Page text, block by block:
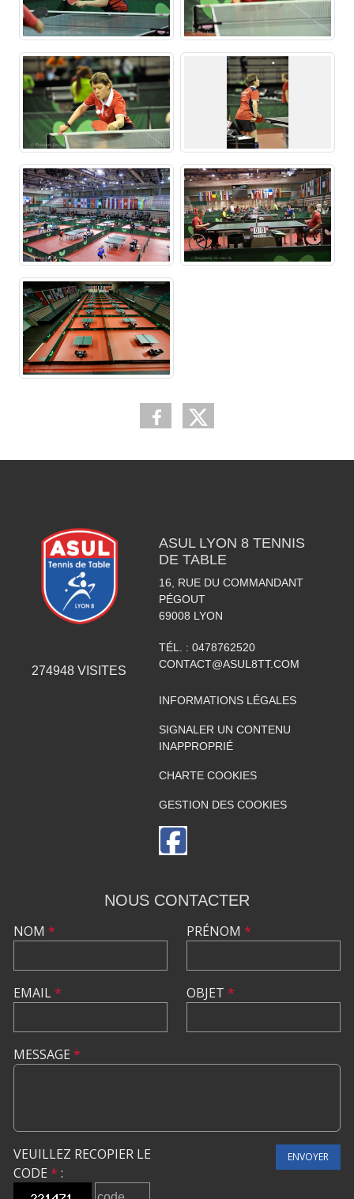
274948 VISITES
ASUL LYON 8 TENNIS
DE TABLE
16, RUE DU COMMANDANT
PÉGOUT
69008 LYON
TÉL. : 0478762520
CONTACT@ASUL8TT.COM
INFORMATIONS LÉGALES
SIGNALER UN CONTENU
INAPPROPRIÉ
CHARTE COOKIES
GESTION DES COOKIES
NOUS CONTACTER
NOM *
EMAIL*
PRÉNOM *
OBJET *
MESSAGE *
VEUILLEZ RECOPIER LE
CODE * :
ENVOYER